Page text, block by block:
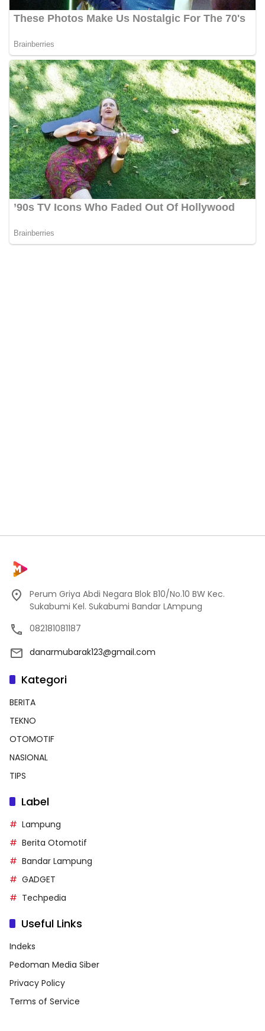
Perum Griya Abdi Negara Blok B10/No.10 BW Kec.
Sukabumi Kel. Sukabumi Bandar LAmpung
082181081187
danarmubarak123@gmail.com
Kategori
BERITA
TEKNO
OTOMOTIF
NASIONAL
TIPS
Label
Lampung
Berita Otomotif
Bandar Lampung
GADGET
Techpedia
Useful Links
Indeks
Pedoman Media Siber
Privacy Policy
Terms of Service